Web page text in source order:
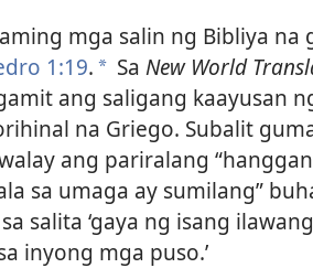
mga salin ng Bibliya
1:19. * Sa New World
ang saligang kaayusan
na Griego. Subalit
ang pariralang
sa umaga ay sumilang”
salita ‘gaya ng isang
inyong mga puso.’